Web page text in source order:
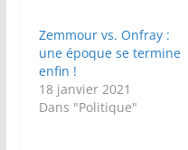
Zemmour vs. Onfray :
une époque se termine
enfin !
18 janvier 2021
Dans "Politique"